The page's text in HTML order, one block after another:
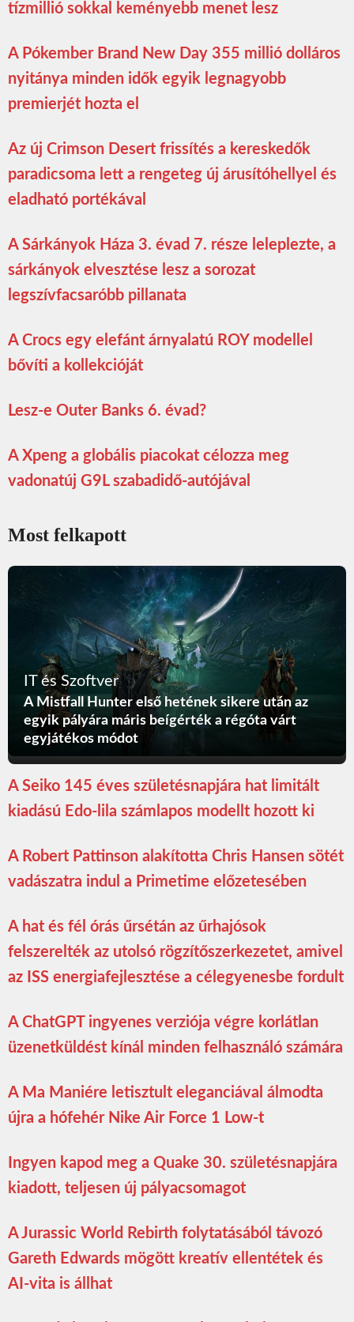
tízmillió sokkal keményebb menet lesz
A Pókember Brand New Day 355 millió dolláros
nyitánya minden idők egyik legnagyobb
premierjét hozta el
Az új Crimson Desert frissítés a kereskedők
paradicsoma lett a rengeteg új árusítóhellyel és
eladható portékával
A Sárkányok Háza 3. évad 7. része leleplezte, a
sárkányok elvesztése lesz a sorozat
legszívfacsaróbb pillanata
A Crocs egy elefánt árnyalatú ROY modellel
bővíti a kollekcióját
Lesz-e Outer Banks 6. évad?
A Xpeng a globális piacokat célozza meg
vadonatúj G9L szabadidő-autójával
Most felkapott
IT és Szoftver
A Mistfall Hunter első hetének sikere után az
egyik pályára máris beígérték a régóta várt
egyjátékos módot
A Seiko 145 éves születésnapjára hat limitált
kiadású Edo-lila számlapos modellt hozott ki
A Robert Pattinson alakította Chris Hansen sötét
vadászatra indul a Primetime előzetesében
A hat és fél órás űrsétán az űrhajósok
felszerelték az utolsó rögzítőszerkezetet, amivel
az ISS energiafejlesztése a célegyenesbe fordult
A ChatGPT ingyenes verziója végre korlátlan
üzenetküldést kínál minden felhasználó számára
A Ma Maniére letisztult eleganciával álmodta
újra a hófehér Nike Air Force 1 Low-t
Ingyen kapod meg a Quake 30. születésnapjára
kiadott, teljesen új pályacsomagot
A Jurassic World Rebirth folytatásából távozó
Gareth Edwards mögött kreatív ellentétek és
AI-vita is állhat